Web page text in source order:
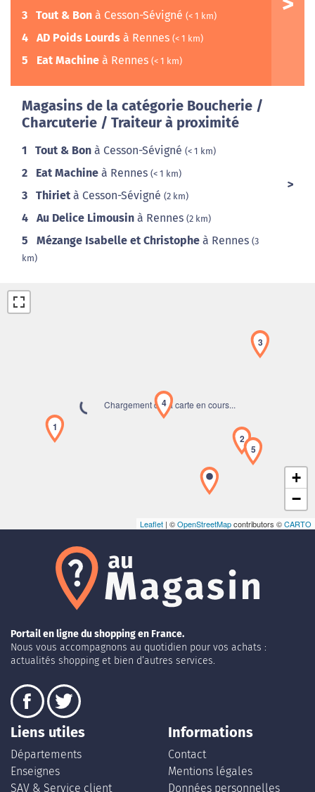
3 Tout & Bon à Cesson-Sévigné (< 1 km)
4 AD Poids Lourds à Rennes (< 1 km)
5 Eat Machine à Rennes (< 1 km)
Magasins de la catégorie Boucherie /
Charcuterie / Traiteur à proximité
1 Tout & Bon à Cesson-Sévigné (< 1 km)
2 Eat Machine à Rennes (< 1 km)
3 Thiriet à Cesson-Sévigné (2 km)
4 Au Delice Limousin à Rennes (2 km)
5 Mézange Isabelle et Christophe à Rennes (3
km)
Chargement de la carte en cours...
1
2
3
4
5
+
−
Leaflet | ©OpenStreetMapcontributors ©CARTO
Portail en ligne du shopping en France.
Nous vous accompagnons au quotidien pour vos achats :
actualités shopping et bien d’autres services.
Liens utiles
Départements
Enseignes
SAV & Service client
Informations
Contact
Mentions légales
Données personnelles